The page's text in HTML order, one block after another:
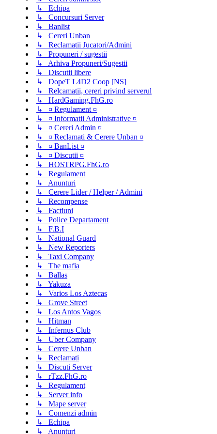
↳ Echipa
↳ Concursuri Server
↳ Banlist
↳ Cereri Unban
↳ Reclamatii Jucatori/Admini
↳ Propuneri / sugestii
↳ Arhiva Propuneri/Sugestii
↳ Discutii libere
↳ DopeT L4D2 Coop [NS]
↳ Relcamatii, cereri privind serverul
↳ HardGaming.FhG.ro
↳ ¤ Regulament ¤
↳ ¤ Informatii Administrative ¤
↳ ¤ Cereri Admin ¤
↳ ¤ Reclamati & Cerere Unban ¤
↳ ¤ BanList ¤
↳ ¤ Discutii ¤
↳ HOSTRPG.FhG.ro
↳ Regulament
↳ Anunturi
↳ Cerere Lider / Helper / Admini
↳ Recompense
↳ Factiuni
↳ Police Departament
↳ F.B.I
↳ National Guard
↳ New Reporters
↳ Taxi Company
↳ The mafia
↳ Ballas
↳ Yakuza
↳ Varios Los Aztecas
↳ Grove Street
↳ Los Antos Vagos
↳ Hitman
↳ Infernus Club
↳ Uber Company
↳ Cerere Unban
↳ Reclamati
↳ Discuti Server
↳ rTzz.FhG.ro
↳ Regulament
↳ Server info
↳ Mape server
↳ Comenzi admin
↳ Echipa
↳ Anunturi